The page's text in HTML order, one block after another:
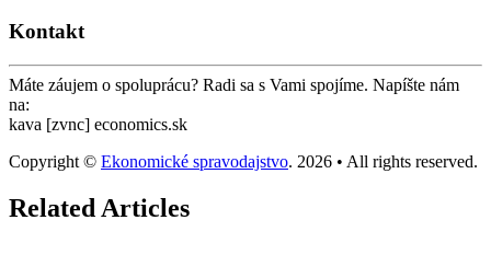
Kontakt
Máte záujem o spoluprácu? Radi sa s Vami spojíme. Napíšte nám
na:
kava [zvnc] economics.sk
Copyright © Ekonomické spravodajstvo. 2026 • All rights reserved.
Related Articles